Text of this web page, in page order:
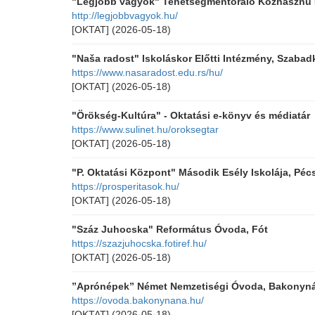
http://legjobbvagyok.hu/
[OKTAT] (2026-05-18)
"Naša radost" Iskoláskor Előtti Intézmény,
https://www.nasaradost.edu.rs/hu/
[OKTAT] (2026-05-18)
"Örökség-Kultúra" - Oktatási e-könyv és médiatár
https://www.sulinet.hu/oroksegtar
[OKTAT] (2026-05-18)
"P. Oktatási Központ" Második Esély Iskolája,
https://prosperitasok.hu/
[OKTAT] (2026-05-18)
"Száz Juhocska" Református Óvoda, Fót
https://szazjuhocska.fotiref.hu/
[OKTAT] (2026-05-18)
”Aprónépek” Német Nemzetiségi Óvoda,
https://ovoda.bakonynana.hu/